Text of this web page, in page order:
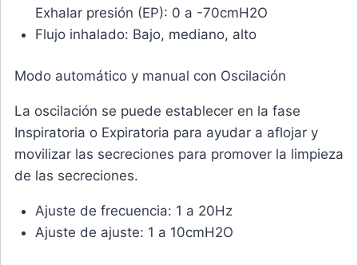
Exhalar presión (EP): 0 a -70cmH2O
Flujo inhalado: Bajo, mediano, alto
Modo automático y manual con Oscilación
La oscilación se puede establecer en la fase
Inspiratoria o Expiratoria para ayudar a aflojar y
movilizar las secreciones para promover la limpieza
de las secreciones.
Ajuste de frecuencia: 1 a 20Hz
Ajuste de ajuste: 1 a 10cmH2O